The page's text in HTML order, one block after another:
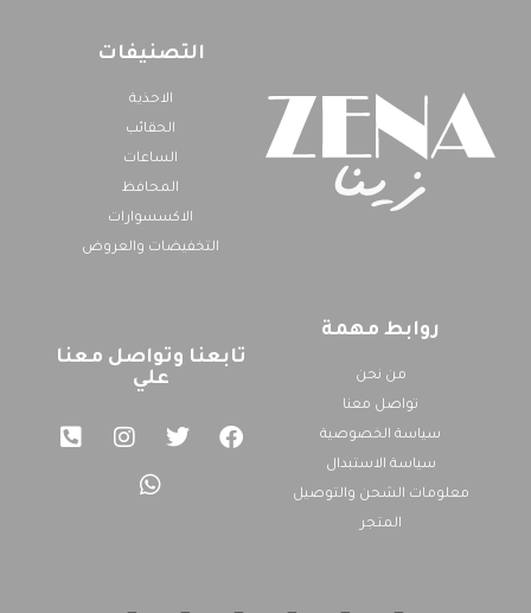
التصنيفات
الاحذية
الحقائب
الساعات
المحافظ
الاكسسوارات
التخفيضات والعروض
روابط مهمة
من نحن
تواصل معنا
سياسة الخصوصية
سياسة الاستبدال
معلومات الشحن والتوصيل
المتجر
تابعنا وتواصل معنا
علي